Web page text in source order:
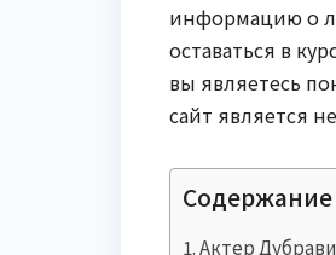
информацию о
оставаться в
вы являетесь
сайт является
Содержание
Актер